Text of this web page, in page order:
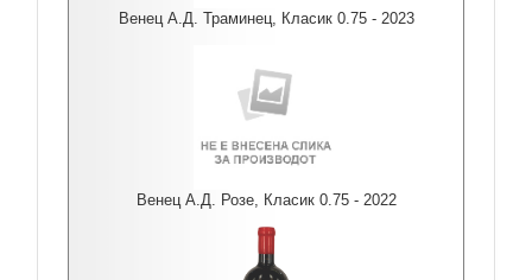
Венец А.Д. Траминец, Класик 0.75 - 2023
Венец А.Д. Розе, Класик 0.75 - 2022